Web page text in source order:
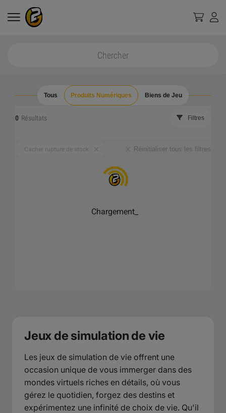
Tous Produits Numériques Biens de Jeu
Chargement
0 Résultats Filtres
Cacher rupture de stock Réinitialiser tous les filtres
Jeux de simulation de vie
Les jeux de simulation de vie offrent une
occasion unique de vous immerger dans des
mondes virtuels riches en détails, où vous
gérez le quotidien, forgez des destins et
expérimentez une infinité de choix de vie. Qu'il